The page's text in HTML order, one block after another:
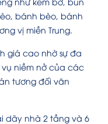
bánh bèo, bánh
vị miền Trung.
giá cao nhờ sự đa
niềm nở của các
tương đối văn
dãy nhà 2 tầng và 6